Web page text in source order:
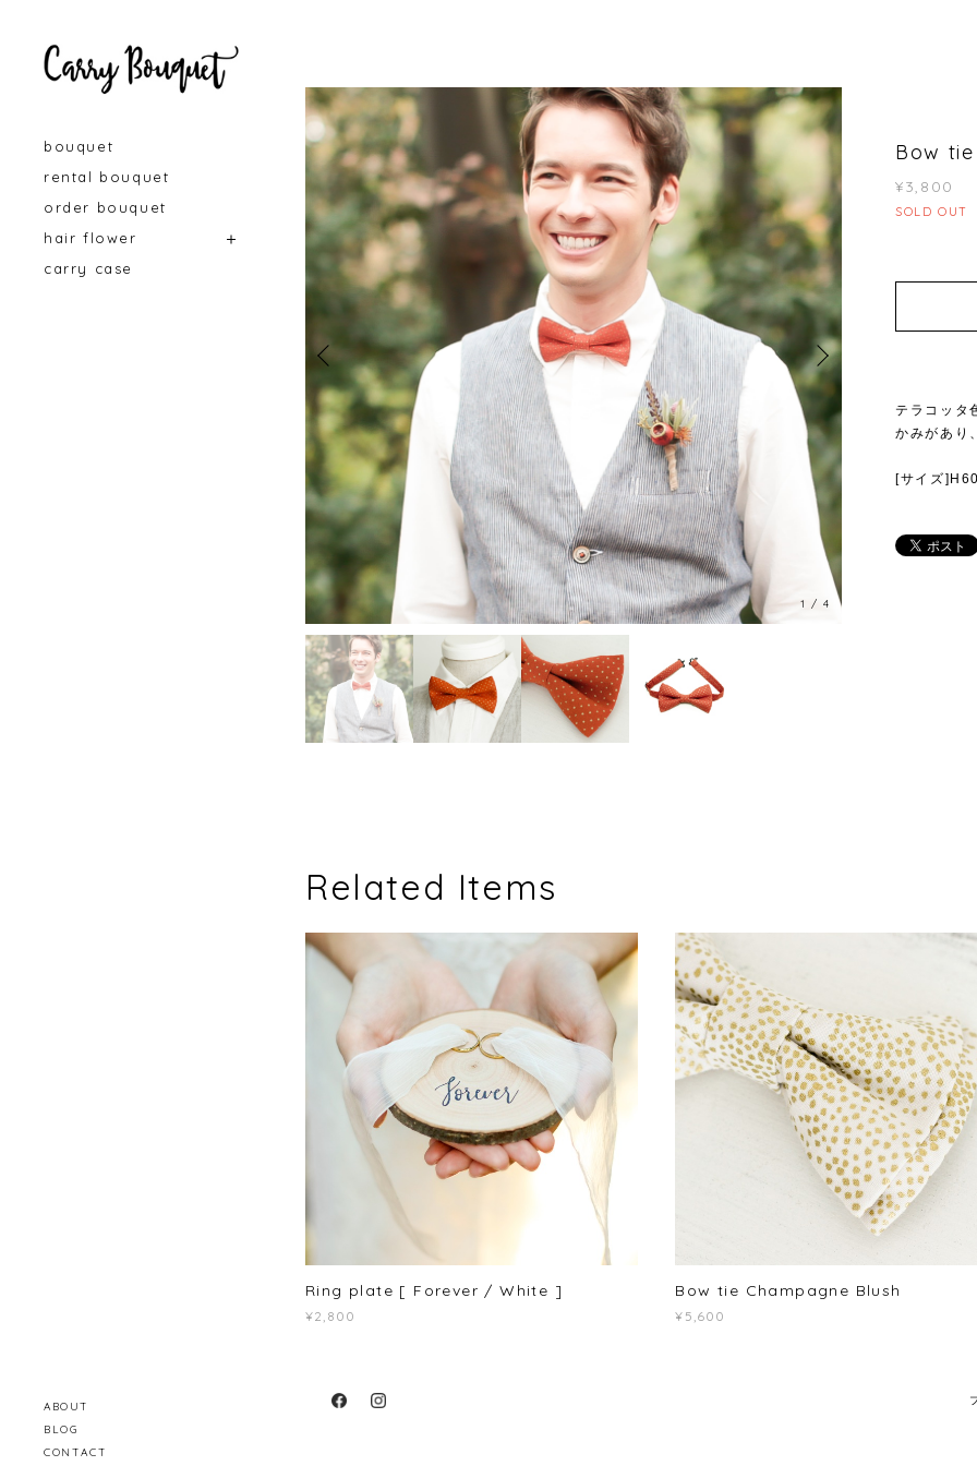
bouquet
rental bouquet
order bouquet
hair flower
carry case
ABOUT
BLOG
CONTACT
1 /4
Bow
¥3,800
SOLD OUT
テラコッタ
かみがあり
[サイズ
Related Items
Ring plate [ Forever / White ]
¥2,800
Bow tie Champagne Blush
¥5,600